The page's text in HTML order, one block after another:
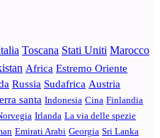
Toscana Stati Uniti Marocco
Africa Estremo Oriente
Russia Sudafrica Austria
santa Indonesia Cina Finlandia
Irlanda La via delle spezie
Emirati Arabi Georgia Sri Lanka